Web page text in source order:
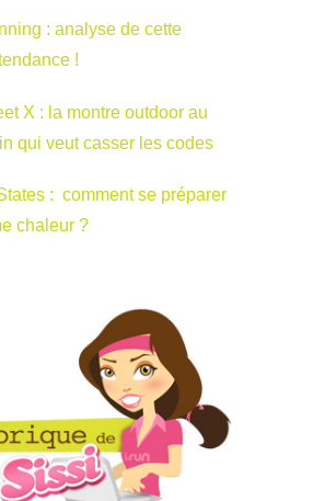
: analyse de cette
!
X : la montre outdoor au
qui veut casser les codes
: comment se préparer
chaleur ?